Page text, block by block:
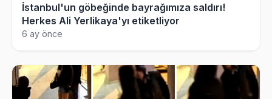
İstanbul'un göbeğinde bayrağımıza saldırı!
Herkes Ali Yerlikaya'yı etiketliyor
6 ay önce